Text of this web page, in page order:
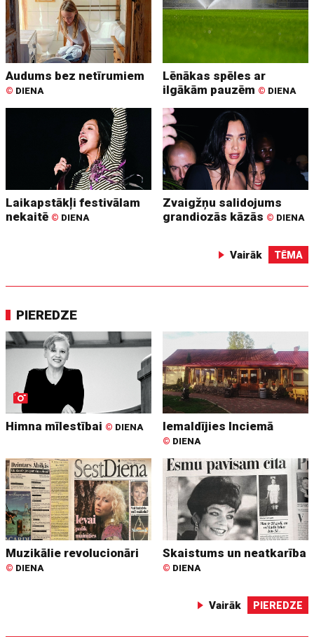
Audums bez netīrumiem
© DIENA
Lēnākas spēles ar
ilgākām pauzēm © DIENA
Laikapstākļi festivālam
nekaitē © DIENA
Zvaigžņu salidojums
grandiozās kāzās © DIENA
Vairāk TĒMA
PIEREDZE
Himna mīlestībai © DIENA Iemaldījies Inciemā
© DIENA
Muzikālie revolucionāri
© DIENA
Skaistums un neatkarība
© DIENA
Vairāk PIEREDZE